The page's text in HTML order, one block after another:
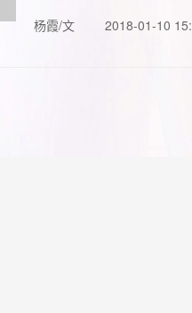
杨霞/文
2018-01-10